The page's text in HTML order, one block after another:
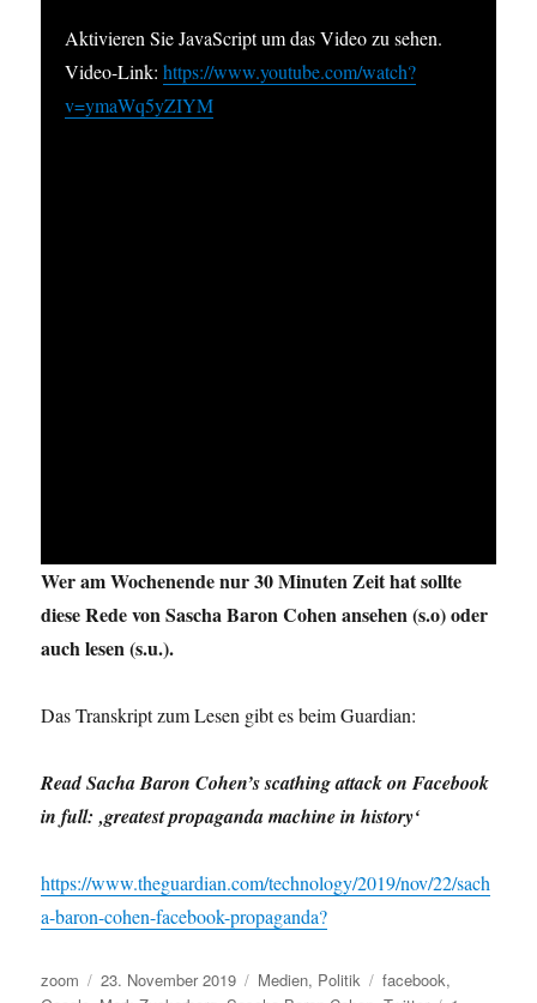
Aktivieren Sie JavaScript um das Video zu sehen.
Video-Link:https://www.youtube.com/watch?
v=ymaWq5yZIYM
Wer am Wochenende nur 30 Minuten Zeit hat sollte
diese Rede von Sascha Baron Cohen ansehen (s.o) oder
auch lesen (s.u.).
Das Transkript zum Lesen gibt es beim Guardian:
Read Sacha Baron Cohen’s scathing attack on Facebook
in full: ‚greatest propaganda machine in history‘
https://www.theguardian.com/technology/2019/nov/22/sach
a-baron-cohen-facebook-propaganda?
Autor
zoom
Veröffentlicht
23. November 2019 Kategorien
Medien, Politik Schlagwörter
facebook,